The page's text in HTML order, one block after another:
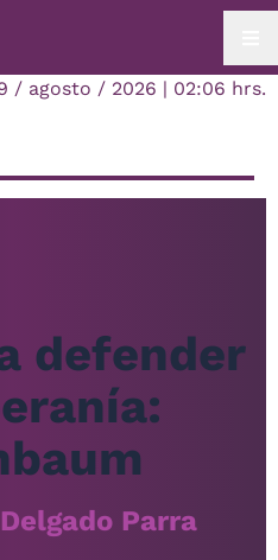
/ agosto / 2026 | 02:06 hrs.
defender
Parra